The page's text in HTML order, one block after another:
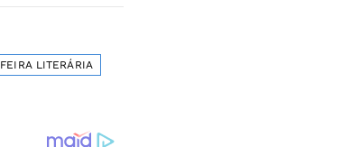
FEIRA LITERÁRIA